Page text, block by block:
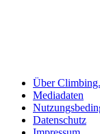
Über
Mediadaten
Datenschutz